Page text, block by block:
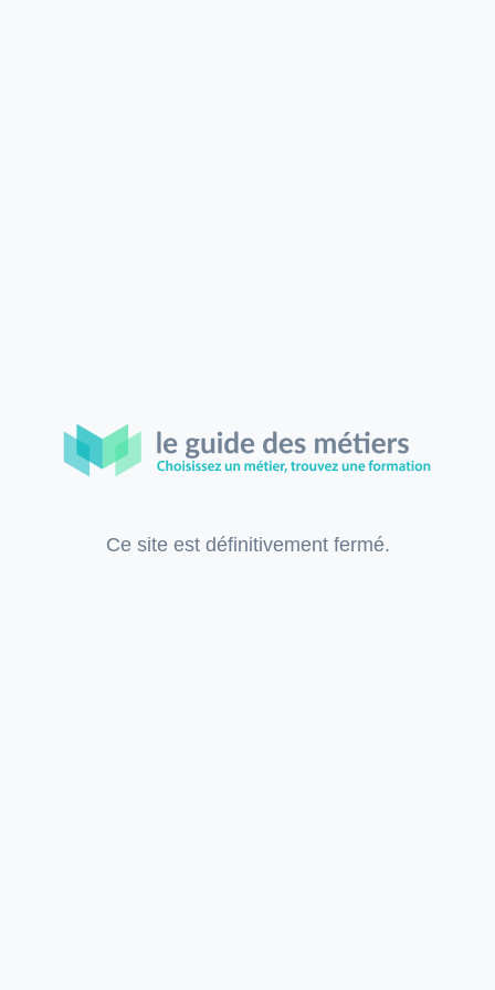
Ce site est définitivement fermé.